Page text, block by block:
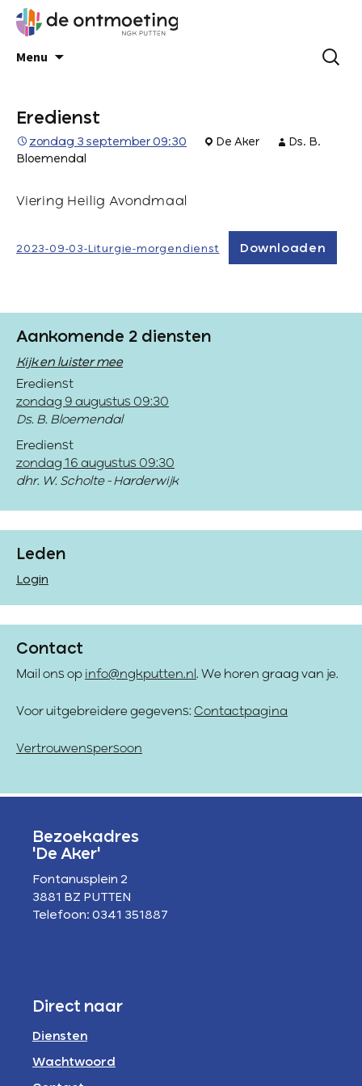
Menu
Eredienst
zondag 3 september 09:30 De Aker
Ds. B.
Bloemendal
Viering Heilig Avondmaal
2023-09-03-Liturgie-morgendienst Downloaden
Aankomende 2 diensten
Kijk en luister mee
Eredienst
zondag 9 augustus 09:30
Ds. B. Bloemendal
Eredienst
zondag 16 augustus 09:30
dhr. W. Scholte - Harderwijk
Leden
Login
Contact
Mail ons op info@ngkputten.nl . We horen graag van je.
Voor uitgebreidere gegevens: Contactpagina
Vertrouwenspersoon
Bezoekadres
'De Aker'
Fontanusplein 2
3881 BZ PUTTEN
Telefoon: 0341 351887
Direct naar
Diensten
Wachtwoord